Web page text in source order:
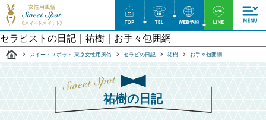
セラピストの日記｜祐樹｜お手々包囲網
スイートスポット 東京女性用風俗 セラピの日記 祐樹 お手々包囲網
祐樹の日記